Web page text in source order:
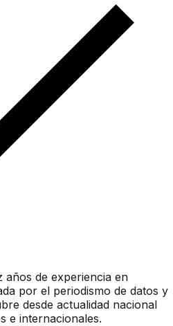
años de experiencia en
por el periodismo de datos y
desde actualidad nacional
e internacionales.